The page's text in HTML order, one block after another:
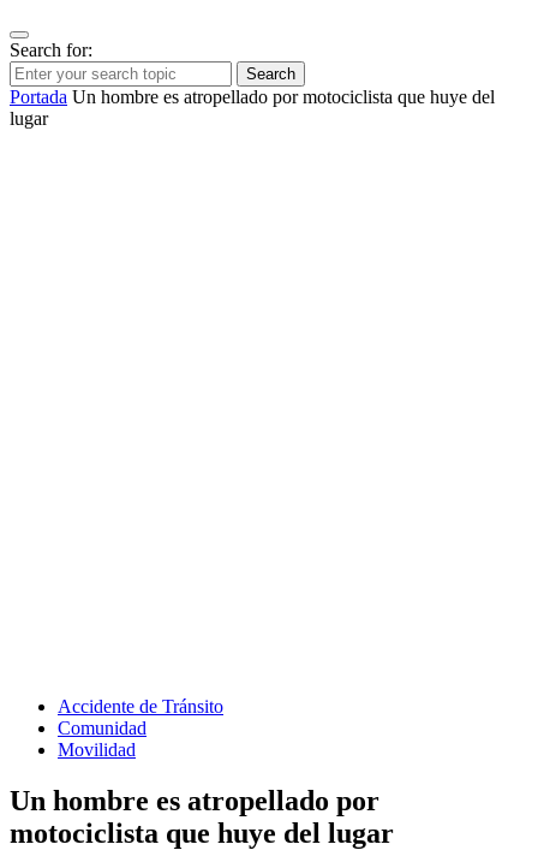
Search for:
Search
Portada Un hombre es atropellado por motociclista que huye del
lugar
Accidente de Tránsito
Comunidad
Movilidad
Un hombre es atropellado por
motociclista que huye del lugar